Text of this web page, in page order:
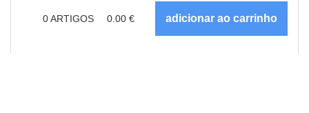
0ARTIGOS 0.00 €